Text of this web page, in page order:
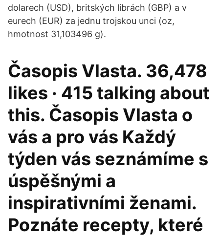
dolarech (USD), britských librách (GBP) a v
eurech (EUR) za jednu trojskou unci (oz,
hmotnost 31,103496 g).
Časopis Vlasta. 36,478
likes · 415 talking about
this. Časopis Vlasta o
vás a pro vás Každý
týden vás seznámíme s
úspěšnými a
inspirativními ženami.
Poznáte recepty, které